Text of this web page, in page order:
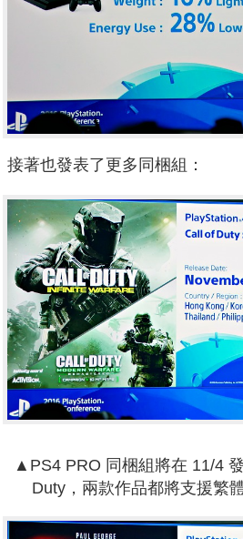
接著也發表了更多同梱組：
▲PS4 PRO 同梱組將在 11/4
Duty，兩款作品都將支援繁